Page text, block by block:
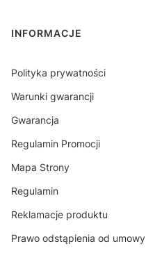
INFORMACJE
Polityka prywatności
Warunki gwarancji
Gwarancja
Regulamin Promocji
Mapa Strony
Regulamin
Reklamacje produktu
Prawo odstąpienia od umowy